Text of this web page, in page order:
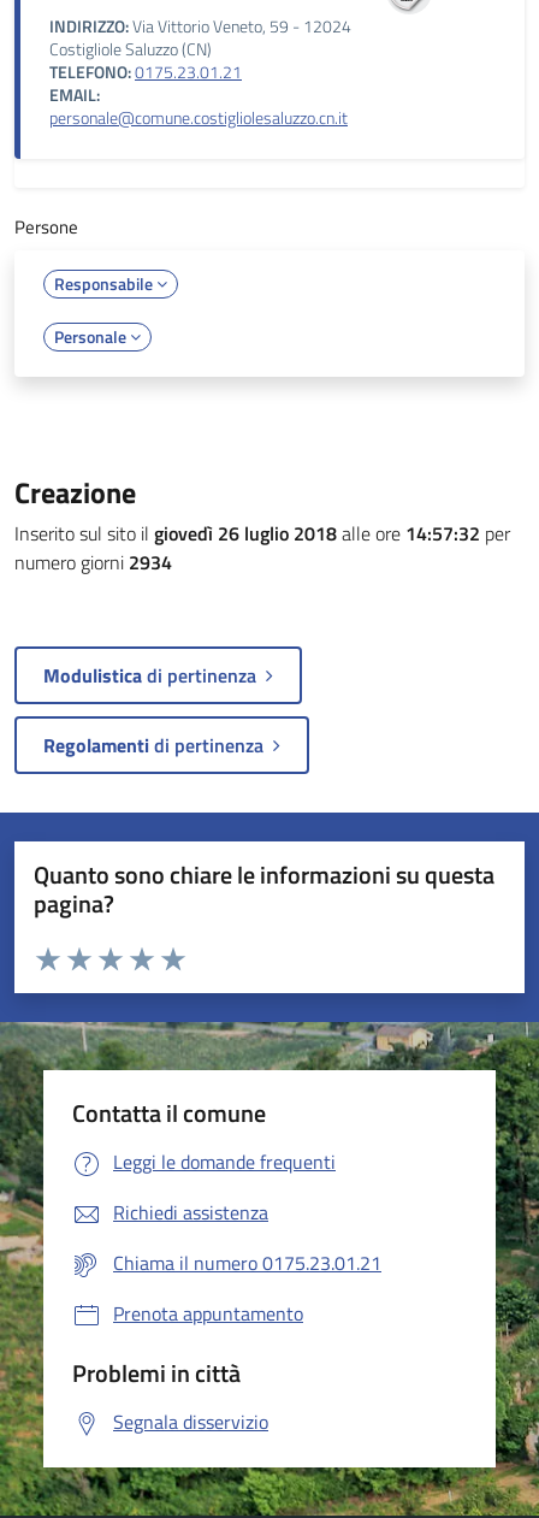
INDIRIZZO:Via Vittorio Veneto, 59 - 12024
Costigliole Saluzzo (CN)
TELEFONO:0175.23.01.21
EMAIL:
personale@comune.costigliolesaluzzo.cn.it
Persone
Responsabile
Personale
Creazione
Inserito sul sito il giovedì 26 luglio 2018alle ore 14:57:32 per
numero giorni 2934
Modulisticadi pertinenza
Regolamentidi pertinenza
Quanto sono chiare le informazioni su questa
pagina?
Valuta da 1 a 5 stelle la pagina
Valuta 5 stelle su 5
Valuta 4 stelle su 5
Valuta 3 stelle su 5
Valuta 2 stelle su 5
Valuta 1 stelle su 5
Contatta il comune
Leggi le domande frequenti
Richiedi assistenza
Chiama il numero 0175.23.01.21
Prenota appuntamento
Problemi in città
Segnala disservizio